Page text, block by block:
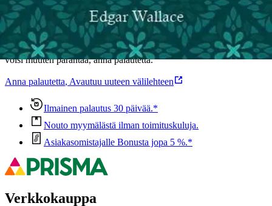
Oletko tyytyväinen tuotetietoihin?
Ovatko tuotetiedot riittävät? Jos tuotetiedoissa on puutteita tai niitä
voisi muuten parantaa, anna palautetta.
Anna palautetta, Avautuu uuteen välilehteen
Ilmainen palautus 30 päivää.*
Nouto myymälästä ilman toimituskuluja.
Asiakasomistajalle Bonusta jopa 5 %.*
Verkkokauppa